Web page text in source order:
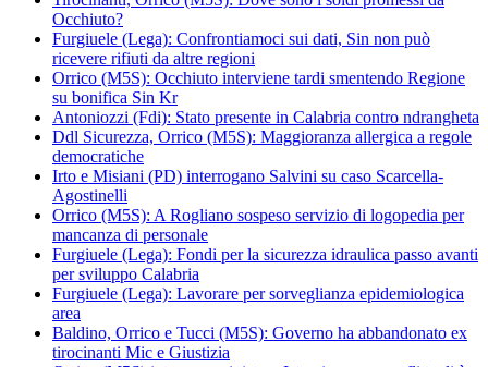
Occhiuto?
Furgiuele (Lega): Confrontiamoci sui dati, Sin non può
ricevere rifiuti da altre regioni
Orrico (M5S): Occhiuto interviene tardi smentendo Regione
su bonifica Sin Kr
Antoniozzi (Fdi): Stato presente in Calabria contro ndrangheta
Ddl Sicurezza, Orrico (M5S): Maggioranza allergica a regole
democratiche
Irto e Misiani (PD) interrogano Salvini su caso Scarcella-
Agostinelli
Orrico (M5S): A Rogliano sospeso servizio di logopedia per
mancanza di personale
Furgiuele (Lega): Fondi per la sicurezza idraulica passo avanti
per sviluppo Calabria
Furgiuele (Lega): Lavorare per sorveglianza epidemiologica
area
Baldino, Orrico e Tucci (M5S): Governo ha abbandonato ex
tirocinanti Mic e Giustizia